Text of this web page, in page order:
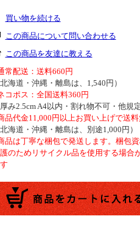
買い物を続ける
この商品について問い合わせる
この商品を友達に教える
常配送：送料660円
北海道・沖縄・離島は、1,540円）
コポス：全国送料360円
厚み2.5cm A4以内・割れ物不可・他規定
品代金11,000円以上お買い上げで送料
北海道・沖縄・離島は、別途1,000円）
品は丁寧な梱包で発送します。梱包
のためリサイクル品を使用する場合